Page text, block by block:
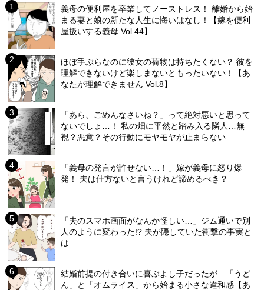
義母の便利屋を卒業してノーストレス！ 離婚から始
まる妻と娘の新たな人生に悔いはなし！【嫁を便利
屋扱いする義母 Vol.44】
ほぼ手ぶらなのに彼女の荷物は持ちたくない？ 彼を
理解できないけど楽しまないともったいない！【あ
なたが理解できません Vol.8】
「あら、ごめんなさいね？」って絶対悪いと思って
ないでしょ…！ 私の畑に平然と踏み入る隣人…無
視？悪意？その行動にモヤモヤが止まらない
「義母の発言が許せない…！」嫁が義母に怒り爆
発！ 夫は仕方ないと言うけれど諦めるべき？
「夫のスマホ画面がなんか怪しい…」ジム通いで別
人のように変わった!? 夫が隠していた衝撃の事実と
は
結婚前提の付き合いに喜ぶよし子だったが…「うど
ん」と「オムライス」から始まる小さな違和感【あ